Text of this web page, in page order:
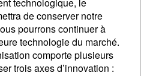
technologique, le
de conserver notre
pourrons continuer à
technologie du marché.
comporte plusieurs
trois axes d’innovation :